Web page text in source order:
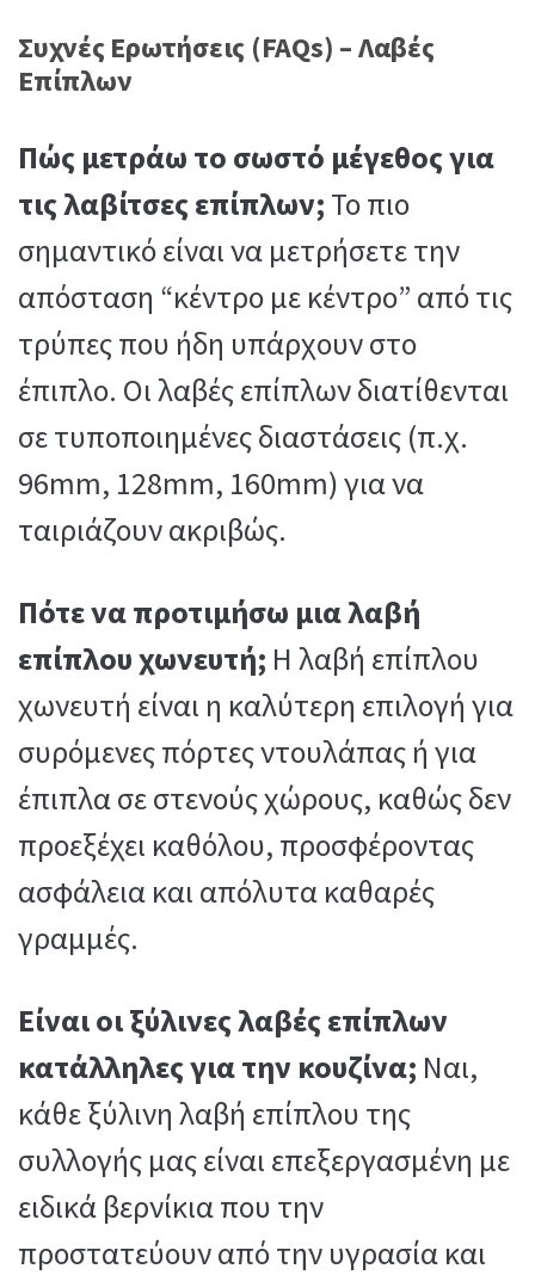
Συχνές Ερωτήσεις (FAQs) – Λαβές
Επίπλων
Πώς μετράω το σωστό μέγεθος για
τις λαβίτσες επίπλων; Το πιο
σημαντικό είναι να μετρήσετε την
απόσταση “κέντρο με κέντρο” από τις
τρύπες που ήδη υπάρχουν στο
έπιπλο. Οι λαβές επίπλων διατίθενται
σε τυποποιημένες διαστάσεις (π.χ.
96mm, 128mm, 160mm) για να
ταιριάζουν ακριβώς.
Πότε να προτιμήσω μια λαβή
επίπλου χωνευτή; Η λαβή επίπλου
χωνευτή είναι η καλύτερη επιλογή για
συρόμενες πόρτες ντουλάπας ή για
έπιπλα σε στενούς χώρους, καθώς δεν
προεξέχει καθόλου, προσφέροντας
ασφάλεια και απόλυτα καθαρές
γραμμές.
Είναι οι ξύλινες λαβές επίπλων
κατάλληλες για την κουζίνα; Ναι,
κάθε ξύλινη λαβή επίπλου της
συλλογής μας είναι επεξεργασμένη με
ειδικά βερνίκια που την
προστατεύουν από την υγρασία και